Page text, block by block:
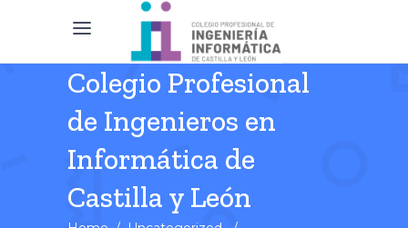
Colegio Profesional
de Ingenieros en
Informática de
Castilla y León